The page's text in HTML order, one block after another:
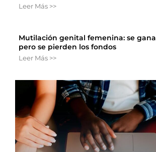
Leer Más >>
Mutilación genital femenina: se
pero se pierden los fondos
Leer Más >>